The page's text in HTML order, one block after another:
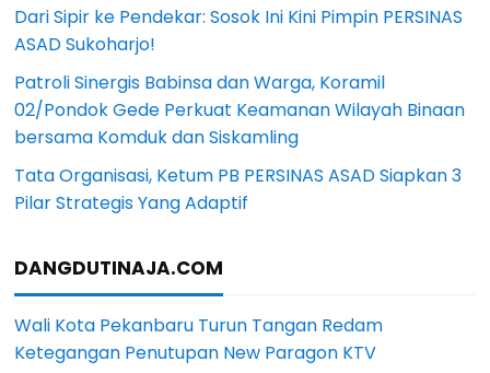
Dari Sipir ke Pendekar: Sosok Ini Kini Pimpin PERSINAS
ASAD Sukoharjo!
Patroli Sinergis Babinsa dan Warga, Koramil
02/Pondok Gede Perkuat Keamanan Wilayah Binaan
bersama Komduk dan Siskamling
Tata Organisasi, Ketum PB PERSINAS ASAD Siapkan 3
Pilar Strategis Yang Adaptif
DANGDUTINAJA.COM
Wali Kota Pekanbaru Turun Tangan Redam
Ketegangan Penutupan New Paragon KTV